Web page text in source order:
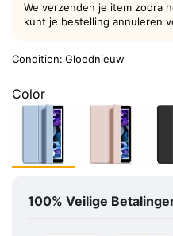
We verzenden je item zodra
kunt je bestelling annuleren
Condition: Gloednieuw
Color
100% Veilige